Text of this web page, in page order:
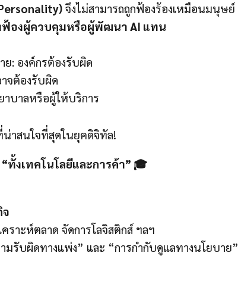
จึงไม่สามารถถูกฟ้องร้องเหมือนมนุษย์
ฟ้องผู้ควบคุมหรือผู้พัฒนา AI แทน
ย: องค์กรต้องรับผิด
จต้องรับผิด
าบาลหรือผู้ให้บริการ
าสนใจที่สุดในยุคดิจิทัล!
ทั้งเทคโนโลยีและการค้า” 🎓
ราะห์ตลาด จัดการโลจิสติกส์ ฯลฯ
รับผิดทางแพ่ง” และ “การกำกับดูแลทางนโยบาย”